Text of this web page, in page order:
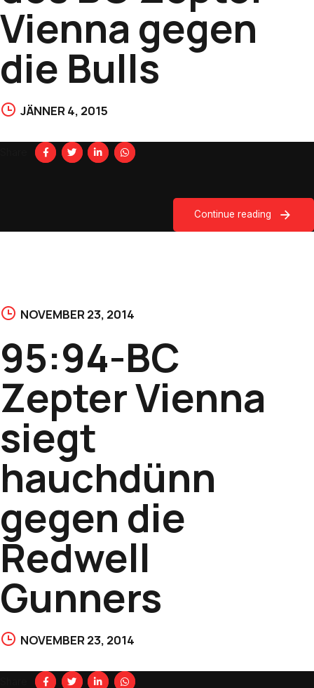
Vienna gegen
die Bulls
JÄNNER 4, 2015
Continue reading
NOVEMBER 23, 2014
95:94-BC
Zepter Vienna
siegt
hauchdünn
gegen die
Redwell
Gunners
NOVEMBER 23, 2014